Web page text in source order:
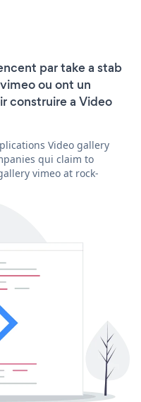
par take a stab
ou ont un
construire a Video
Video gallery
qui claim to
vimeo at rock-